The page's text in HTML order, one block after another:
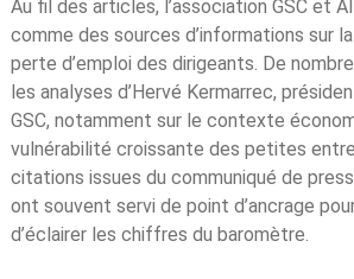
Au fil des articles, l’association GSC et
comme des sources d’informations sur
perte d’emploi des dirigeants. De
les analyses d’Hervé Kermarrec,
GSC, notamment sur le contexte
vulnérabilité croissante des petites
citations issues du communiqué de
ont souvent servi de point d’ancrage
d’éclairer les chiffres du baromètre.